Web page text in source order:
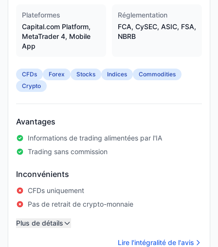
Plateformes
Capital.com Platform,
MetaTrader 4, Mobile
App
Réglementation
FCA, CySEC, ASIC, FSA,
NBRB
CFDs Forex Stocks Indices
Commodities
Crypto
Avantages
Informations de trading alimentées par l'IA
Trading sans commission
Inconvénients
CFDs uniquement
Pas de retrait de crypto-monnaie
Plus de détails
Lire l'intégralité de l'avis